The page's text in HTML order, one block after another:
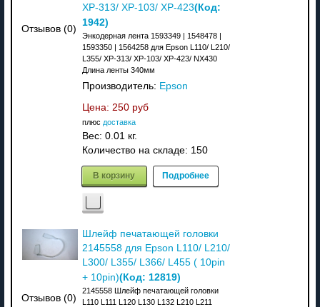
Отзывов (0)
XP-313/ XP-103/ XP-423(Код:
1942)
Энкодерная лента 1593349 | 1548478 |
1593350 | 1564258 для Epson L110/ L210/
L355/ XP-313/ XP-103/ XP-423/ NX430
Длина ленты 340мм
Производитель: Epson
Цена: 250 руб
плюс доставка
Вес: 0.01 кг.
Количество на складе: 150
В корзину Подробнее
Отзывов (0)
Шлейф печатающей головки
2145558 для Epson L110/ L210/
L300/ L355/ L366/ L455 ( 10pin
+ 10pin)(Код: 12819)
2145558 Шлейф печатающей головки
L110 L111 L120 L130 L132 L210 L211